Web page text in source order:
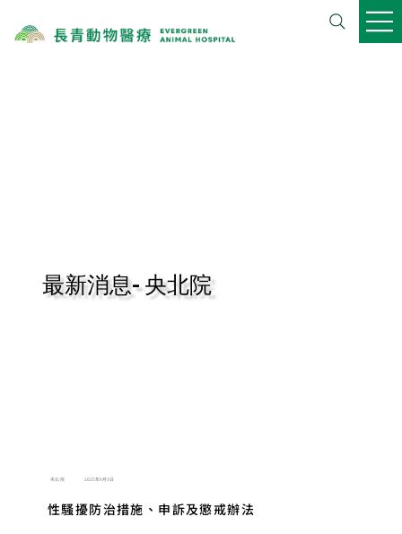
​最新消息-央北院
央北院 2025年9月3日
性騷擾防治措施、申訴及懲戒辦法